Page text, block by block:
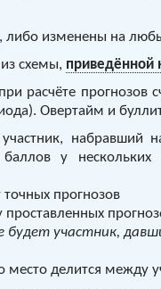
либо изменены на
схемы, приведённой
расчёте прогнозов
Овертайм и
набравший
у нескольких
прогнозов
участник,
место делится между